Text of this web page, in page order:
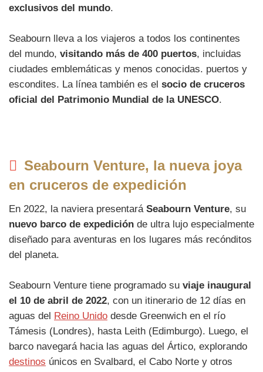
exclusivos del mundo.
Seabourn lleva a los viajeros a todos los continentes
del mundo, visitando más de 400 puertos, incluidas
ciudades emblemáticas y menos conocidas. puertos y
escondites. La línea también es el socio de cruceros
oficial del Patrimonio Mundial de la UNESCO.
Seabourn Venture, la nueva joya
en cruceros de expedición
En 2022, la naviera presentará Seabourn Venture, su
nuevo barco de expedición de ultra lujo especialmente
diseñado para aventuras en los lugares más recónditos
del planeta.
Seabourn Venture tiene programado su viaje inaugural
el 10 de abril de 2022, con un itinerario de 12 días en
aguas del Reino Unido desde Greenwich en el río
Támesis (Londres), hasta Leith (Edimburgo). Luego, el
barco navegará hacia las aguas del Ártico, explorando
destinos únicos en Svalbard, el Cabo Norte y otros